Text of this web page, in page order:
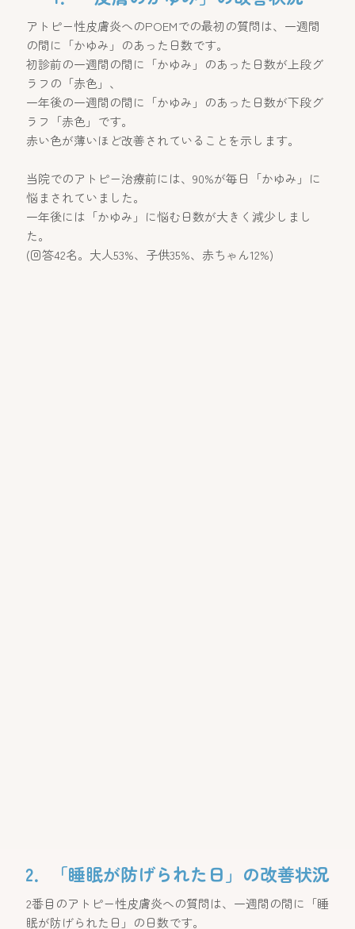
アトピー性皮膚炎へのPOEMでの最初の質問は、一週間
の間に「かゆみ」のあった日数です。
初診前の一週間の間に「かゆみ」のあった日数が上段グ
ラフの「赤色」、
一年後の一週間の間に「かゆみ」のあった日数が下段グ
ラフ「赤色」です。
赤い色が薄いほど改善されていることを示します。
当院でのアトピー治療前には、90%が毎日「かゆみ」に
悩まされていました。
一年後には「かゆみ」に悩む日数が大きく減少しまし
た。
​(回答42名。大人53%、子供35%、赤ちゃん12%)
2．「睡眠が防げられた日」の改善状況
2番目のアトピー性皮膚炎への質問は、一週間の間に「睡
眠が防げられた日」の日数です。